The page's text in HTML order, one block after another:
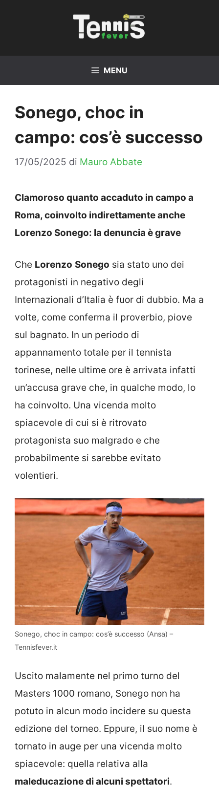
MENU
Sonego, choc in
campo: cos’è successo
17/05/2025 di Mauro Abbate
Clamoroso quanto accaduto in campo a
Roma, coinvolto indirettamente anche
Lorenzo Sonego: la denuncia è grave
Che Lorenzo Sonego sia stato uno dei
protagonisti in negativo degli
Internazionali d’Italia è fuor di dubbio. Ma a
volte, come conferma il proverbio, piove
sul bagnato. In un periodo di
appannamento totale per il tennista
torinese, nelle ultime ore è arrivata infatti
un’accusa grave che, in qualche modo, lo
ha coinvolto. Una vicenda molto
spiacevole di cui si è ritrovato
protagonista suo malgrado e che
probabilmente si sarebbe evitato
volentieri.
Sonego, choc in campo: cos’è successo (Ansa) –
Tennisfever.it
Uscito malamente nel primo turno del
Masters 1000 romano, Sonego non ha
potuto in alcun modo incidere su questa
edizione del torneo. Eppure, il suo nome è
tornato in auge per una vicenda molto
spiacevole: quella relativa alla
maleducazione di alcuni spettatori.